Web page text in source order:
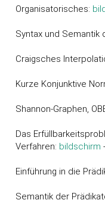
Organisatorisches:
Syntax und Semantik
Craigsches
Kurze Konjunktive
Shannon-Graphen,
Das
Verfahren: bildschirm -
Einführung in die
Semantik der